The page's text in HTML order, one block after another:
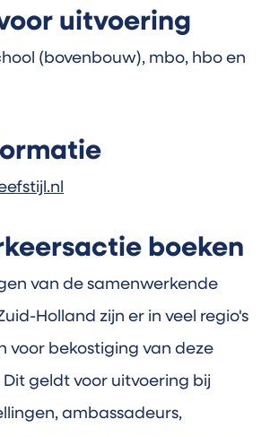
uitvoering
(bovenbouw), mbo, hbo en
boeken
van de samenwerkende
Holland zijn er in veel regio's
voor bekostiging van deze
geldt voor uitvoering bij
ambassadeurs,